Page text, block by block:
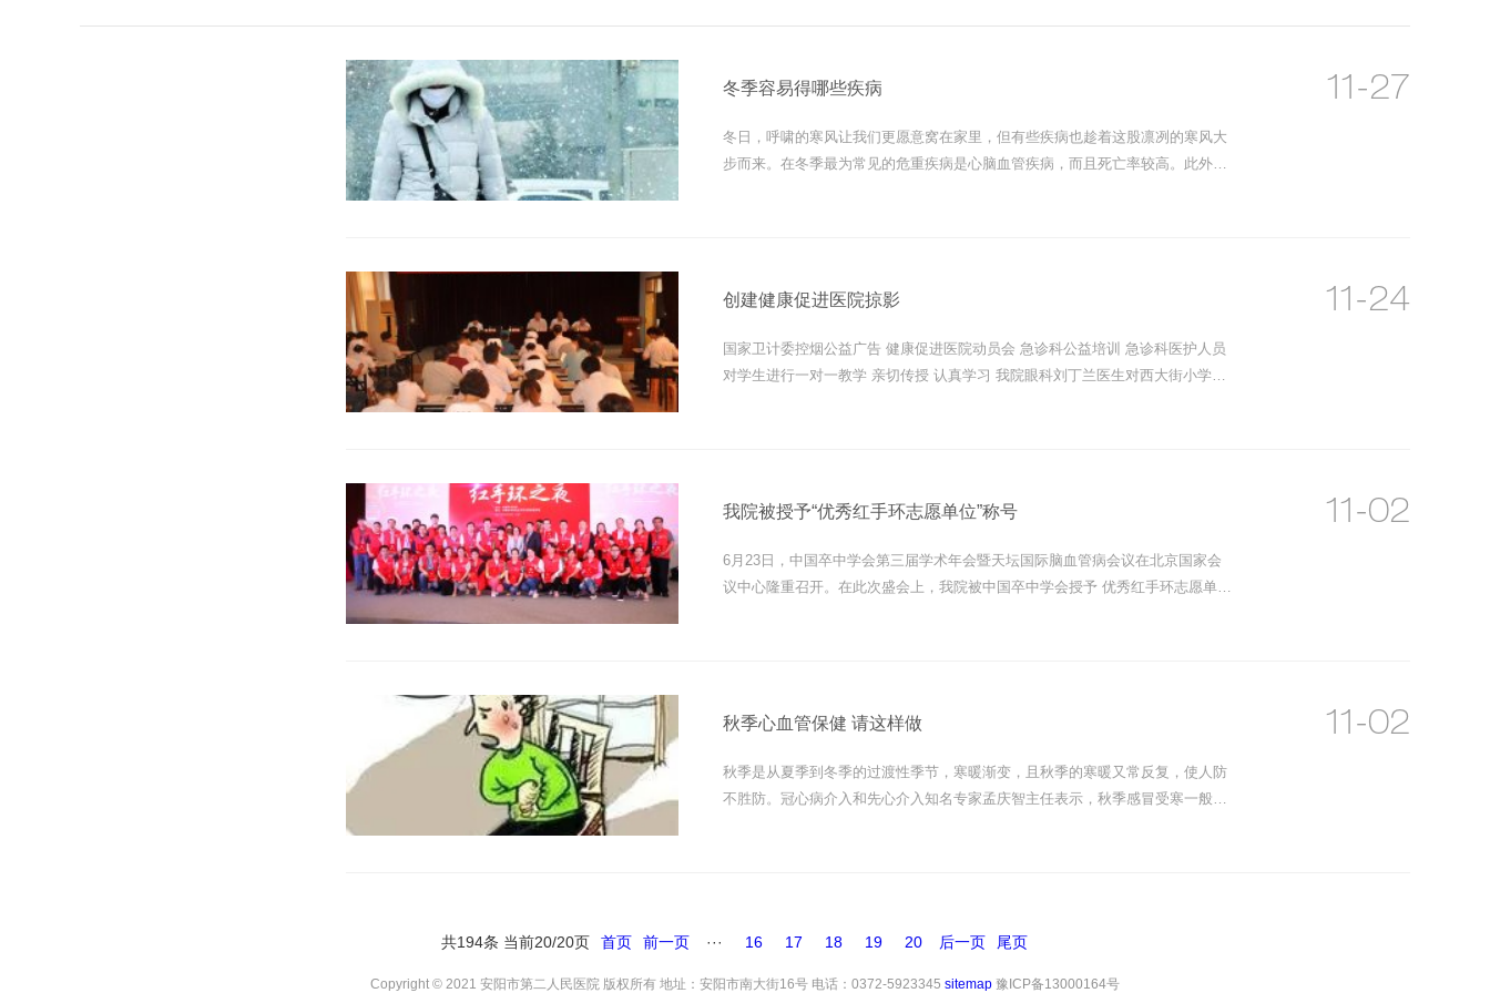
11-27
冬季容易得哪些疾病
冬日，呼啸的寒风让我们更愿意窝在家里，但有些疾病也趁着这股凛冽的寒风大
步而来。在冬季最为常见的危重疾病是心脑血管疾病，而且死亡率较高。此外一
11-24
创建健康促进医院掠影
国家卫计委控烟公益广告 健康促进医院动员会 急诊科公益培训 急诊科医护人员
对学生进行一对一教学 亲切传授 认真学习 我院眼科刘丁兰医生对西大街小学的
11-02
我院被授予“优秀红手环志愿单位”称号
6月23日，中国卒中学会第三届学术年会暨天坛国际脑血管病会议在北京国家会
议中心隆重召开。在此次盛会上，我院被中国卒中学会授予 优秀红手环志愿单
11-02
秋季心血管保健 请这样做
秋季是从夏季到冬季的过渡性季节，寒暖渐变，且秋季的寒暖又常反复，使人防
不胜防。冠心病介入和先心介入知名专家孟庆智主任表示，秋季感冒受寒一般较
共194条 当前20/20页 首页 前一页 ··· 16 17 18 19 20 后一页 尾页
Copyright © 2021 安阳市第二人民医院 版权所有 地址：安阳市南大街16号 电话：0372-5923345 sitemap 豫ICP备13000164号